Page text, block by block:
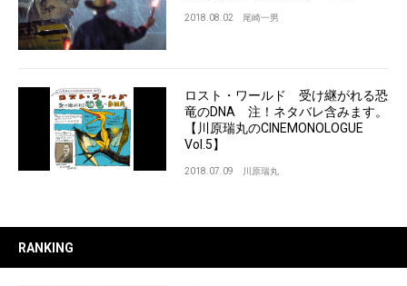
2018.08.02 尾崎一男
ロスト・ワールド 受け継がれる恐
竜のDNA 注！ネタバレ含みます。
【川原瑞丸のCINEMONOLOGUE
Vol.5】
2018.07.09 川原瑞丸
RANKING